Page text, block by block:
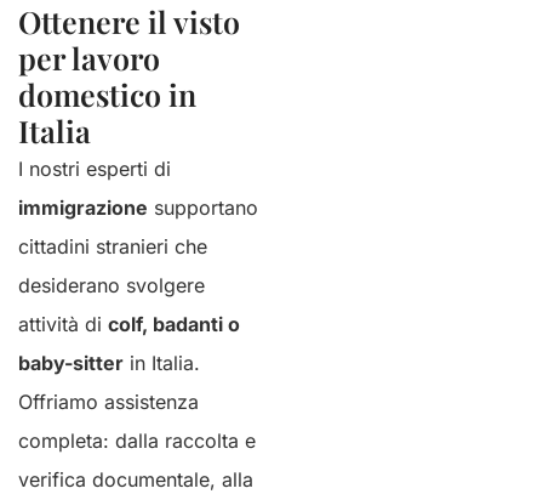
Ottenere il visto
per lavoro
domestico in
Italia​
I nostri esperti di
immigrazione supportano
cittadini stranieri che
desiderano svolgere
attività di colf, badanti o
baby-sitter in Italia.
Offriamo assistenza
completa: dalla raccolta e
verifica documentale, alla